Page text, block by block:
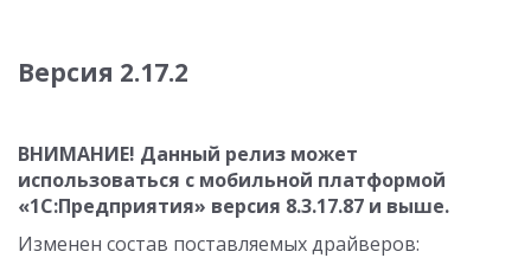
Версия 2.17.2
ВНИМАНИЕ! Данный релиз может
использоваться с мобильной платформой
«1С:Предприятия» версия 8.3.17.87 и выше.
Изменен состав поставляемых драйверов: